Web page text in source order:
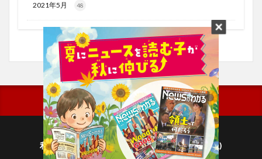
2021年5月 48
利用規約
プライバシーポリシー(毎日新聞出版)